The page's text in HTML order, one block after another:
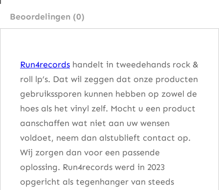
'
Beoordelingen (0)
Run4records handelt in tweedehands rock &
roll lp’s. Dat wil zeggen dat onze producten
gebruikssporen kunnen hebben op zowel de
hoes als het vinyl zelf. Mocht u een product
aanschaffen wat niet aan uw wensen
voldoet, neem dan alstublieft contact op.
Wij zorgen dan voor een passende
oplossing. Run4records werd in 2023
opgericht als tegenhanger van steeds